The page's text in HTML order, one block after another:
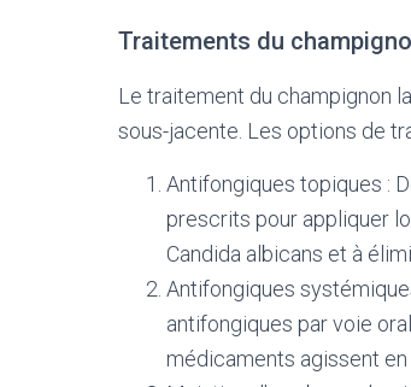
Traitements du
Le traitement du champignon
sous-jacente. Les options de
Antifongiques topiques :
prescrits pour appliquer
Candida albicans et à
Antifongiques
antifongiques par voie
médicaments agissent en